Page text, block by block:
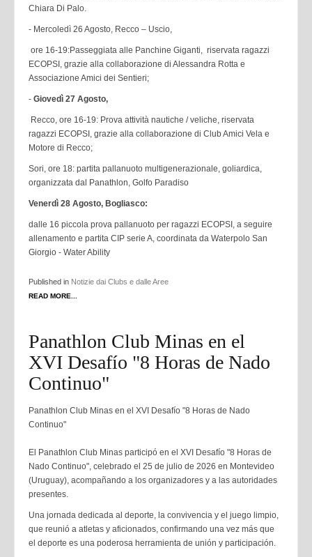
Chiara Di Palo.
- Mercoledì 26 Agosto, Recco – Uscio,
ore 16-19:Passeggiata alle Panchine Giganti, riservata ragazzi
ECOPSI, grazie alla collaborazione di Alessandra Rotta e
Associazione Amici dei Sentieri;
- Giovedì 27 Agosto,
Recco, ore 16-19: Prova attività nautiche / veliche, riservata
ragazzi ECOPSI, grazie alla collaborazione di Club Amici Vela e
Motore di Recco;
Sori, ore 18: partita pallanuoto multigenerazionale, goliardica,
organizzata dal Panathlon, Golfo Paradiso
Venerdì 28 Agosto, Bogliasco:
dalle 16 piccola prova pallanuoto per ragazzi ECOPSI, a seguire
allenamento e partita CIP serie A, coordinata da Waterpolo San
Giorgio - Water Ability
Published in Notizie dai Clubs e dalle Aree
READ MORE...
Panathlon Club Minas en el
XVI Desafío "8 Horas de Nado
Continuo"
Panathlon Club Minas en el XVI Desafío "8 Horas de Nado
Continuo"
El Panathlon Club Minas participó en el XVI Desafío "8 Horas de
Nado Continuo", celebrado el 25 de julio de 2026 en Montevideo
(Uruguay), acompañando a los organizadores y a las autoridades
presentes.
Una jornada dedicada al deporte, la convivencia y el juego limpio,
que reunió a atletas y aficionados, confirmando una vez más que
el deporte es una poderosa herramienta de unión y participación.